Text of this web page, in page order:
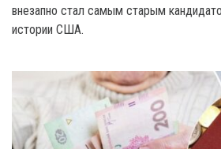
внезапно стал самым старым
истории США.